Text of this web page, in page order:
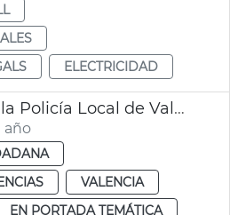
ELECTRICIDAD
Premio FEMP a la Policía Local de València por buenas prácticas contra la violencia de género
año
VALENCIA
EN PORTADA TEMÁTICA